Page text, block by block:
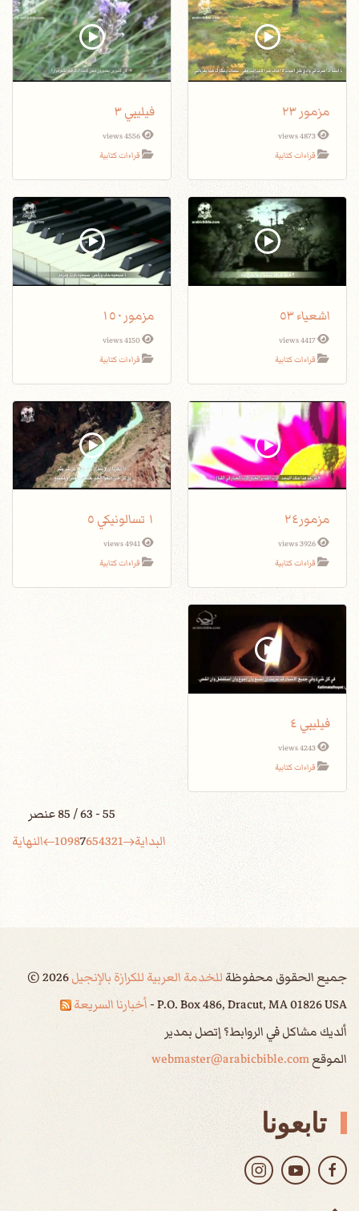
مزمور ٢٣
4873 views
قراءات كتابية
فيليبي ٣
4556 views
قراءات كتابية
اشعياء ٥٣
4417 views
قراءات كتابية
مزمور١٥٠
4150 views
قراءات كتابية
مزمور٢٤
3926 views
قراءات كتابية
١ تسالونيكي ٥
4941 views
قراءات كتابية
فيليبي ٤
4243 views
قراءات كتابية
55 - 63 / 85 عنصر
البداية
1
2
3
4
5
6
7
8
9
10 النهاية
جميع الحقوق محفوظةللخدمة العربية للكرازة بالإنجيل ©2026
P.O. Box 486, Dracut, MA 01826 USA - أخبارنا السريعة
ألديك مشاكل في الروابط؟ إتصل بمدير
الموقعwebmaster@arabicbible.com
تابعونا